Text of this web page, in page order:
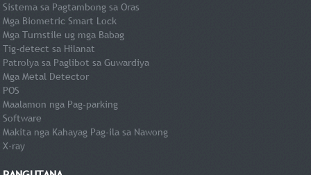
Sistema sa Pagtambong sa Oras
Mga Biometric Smart Lock
Mga Turnstile ug mga Babag
Tig-detect sa Hilanat
Patrolya sa Paglibot sa Guwardiya
Mga Metal Detector
POS
Maalamon nga Pag-parking
Software
Makita nga Kahayag Pag-ila sa Nawong
X-ray